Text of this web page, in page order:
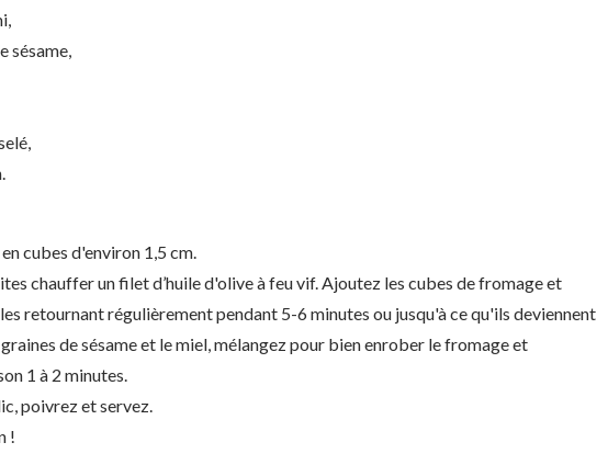
sésame,
cubes d'environ 1,5 cm.
chauffer un filet d’huile d'olive à feu vif. Ajoutez les cubes de fromage et
retournant régulièrement pendant 5-6 minutes ou jusqu'à ce qu'ils deviennent
de sésame et le miel, mélangez pour bien enrober le fromage et
1 à 2 minutes.
poivrez et servez.
!